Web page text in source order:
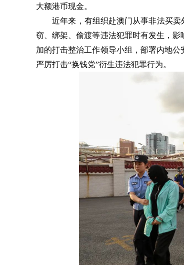
大额港币现金。
近年来，有组织赴澳门从事非法买卖
窃、绑架、偷渡等违法犯罪时有发生，
加的打击整治工作领导小组，部署内地
严厉打击“换钱党”衍生违法犯罪行为。